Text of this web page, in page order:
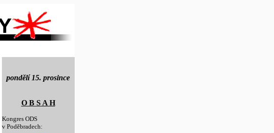
pondělí 15. prosince
O B S A H
Kongres ODS
v Poděbradech: